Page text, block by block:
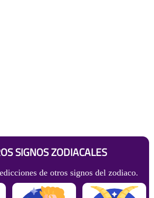
SIGNOS ZODIACALES
de otros signos del zodiaco.